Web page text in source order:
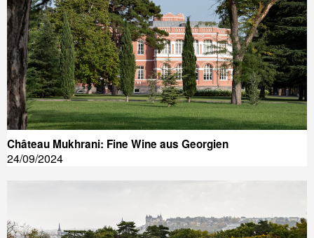
Château Mukhrani: Fine Wine aus Georgien
24/09/2024